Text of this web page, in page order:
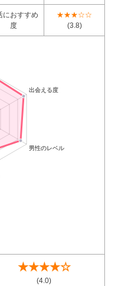
におすすめ
度
★★★☆☆
(3.8)
★★★★☆
(4.0)